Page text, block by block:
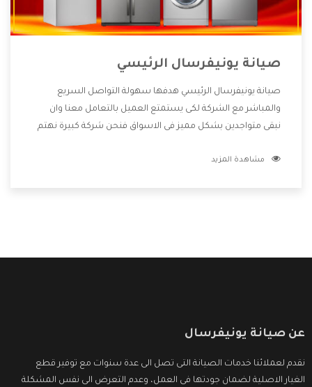
صيانة يونيفرسال الرئيسي
صيانة يونيفرسال الرئيسي هدفها سهولة التواصل السريع
والمباشر مع الشركة لكى يستمتع العميل بالتعامل معنا وان
نبقى متواجدين بشكل مميز فى الاسواق فنحن شركة كبيرة نهتم
الشركة بها والتى تكون منها خدمة الصيانة التى تكون من أهم
مشاهدة المزيد
عن صيانة يونيفرسال
نقدم لعملائنا خدمات الصيانة التى تصل الى عدة سنوات مع توفير قطع
الغيار الاصلية لضمان جودتها فى العمل، وعدم التعرض الى نفس المشكلة